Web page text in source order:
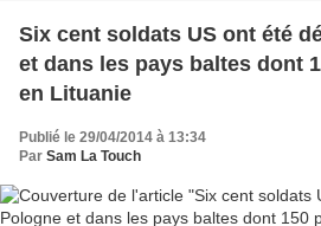
Six cent soldats US ont été
et dans les pays baltes dont
en Lituanie
Publié le 29/04/2014 à 13:34
Par Sam La Touch